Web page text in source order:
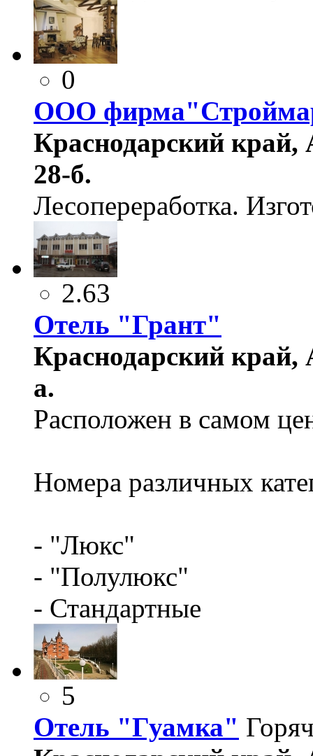
0
ООО
Краснодарский
28-б.
Лесопереработка.
2.63
Отель "Грант"
Краснодарский край,
а.
Расположен в самом
Номера различных
- "Люкс"
- "Полулюкс"
- Стандартные
5
Отель "Гуамка"